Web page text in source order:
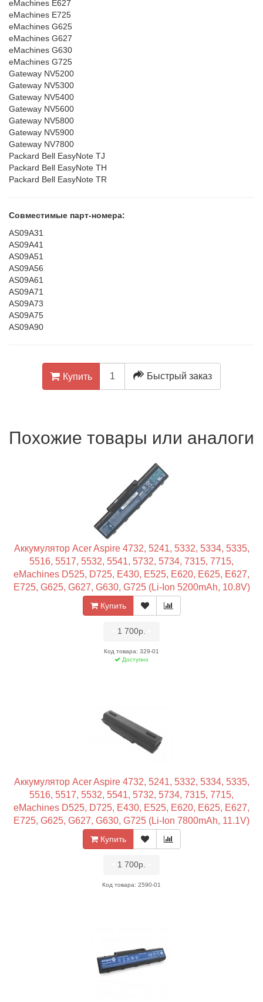
eMachines E627
eMachines E725
eMachines G625
eMachines G627
eMachines G630
eMachines G725
Gateway NV5200
Gateway NV5300
Gateway NV5400
Gateway NV5600
Gateway NV5800
Gateway NV5900
Gateway NV7800
Packard Bell EasyNote TJ
Packard Bell EasyNote TH
Packard Bell EasyNote TR
Совместимые парт-номера:
AS09A31
AS09A41
AS09A51
AS09A56
AS09A61
AS09A71
AS09A73
AS09A75
AS09A90
Купить Быстрый заказ
Похожие товары или аналоги
Аккумулятор Acer Aspire 4732, 5241, 5332, 5334, 5335,
5516, 5517, 5532, 5541, 5732, 5734, 7315, 7715,
eMachines D525, D725, E430, E525, E620, E625, E627,
E725, G625, G627, G630, G725 (Li-Ion 5200mAh, 10.8V)
OEM
Купить
1 700р.
Код товара: 329-01
Доступно
Аккумулятор Acer Aspire 4732, 5241, 5332, 5334, 5335,
5516, 5517, 5532, 5541, 5732, 5734, 7315, 7715,
eMachines D525, D725, E430, E525, E620, E625, E627,
E725, G625, G627, G630, G725 (Li-Ion 7800mAh, 11.1V)
OEM
Купить
1 700р.
Код товара: 2590-01